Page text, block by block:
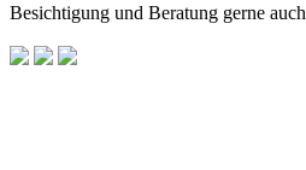
Besichtigung und Beratung gerne auch